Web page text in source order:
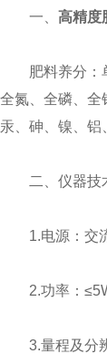
一、 高精度
肥料养分：单
全氮、全磷、全
汞、砷、镍、铝
二、仪器技
1.电源：交流
2.功率：
3.量程及分辨